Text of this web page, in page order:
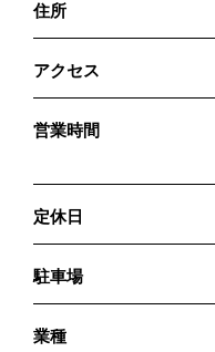
住所
アクセス
営業時間
定休日
駐車場
業種